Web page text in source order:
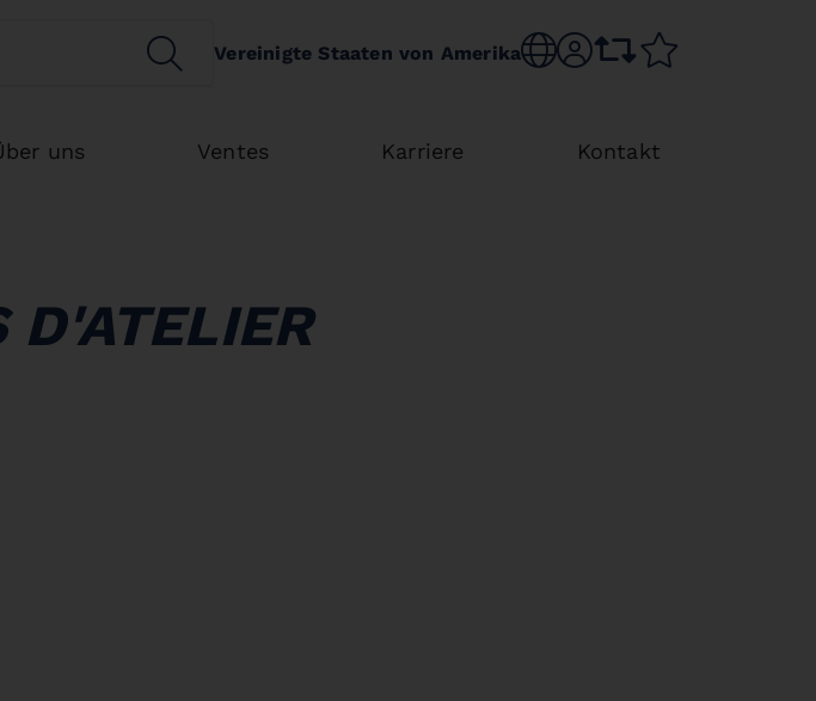
SEARCHVereinigte Staaten von Amerika Choose language
sr.accountcomparison list
uns Ventes Karriere Kontakt
D'ATELIER